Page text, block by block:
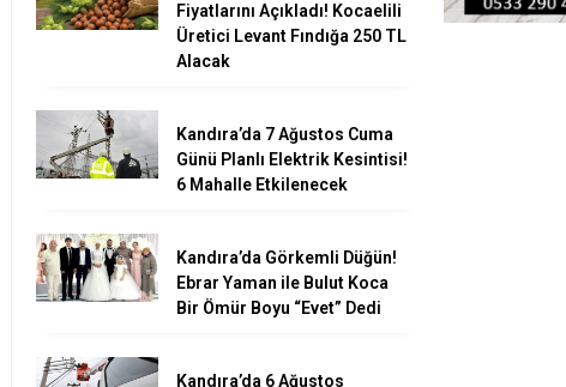
Fiyatlarını Açıkladı! Kocaelili
Üretici Levant Fındığa 250 TL
Alacak
Kandıra’da 7 Ağustos Cuma
Günü Planlı Elektrik Kesintisi!
6 Mahalle Etkilenecek
Kandıra’da Görkemli Düğün!
Ebrar Yaman ile Bulut Koca
Bir Ömür Boyu “Evet” Dedi
Kandıra’da 6 Ağustos